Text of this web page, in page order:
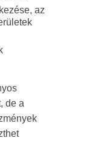
az
de a